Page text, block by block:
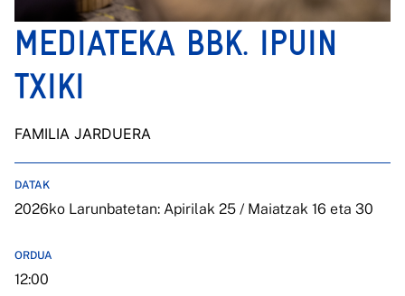
MEDIATEKA BBK. IPUIN
TXIKI
FAMILIA JARDUERA
DATAK
2026ko Larunbatetan: Apirilak 25 / Maiatzak 16 eta 30
ORDUA
12:00